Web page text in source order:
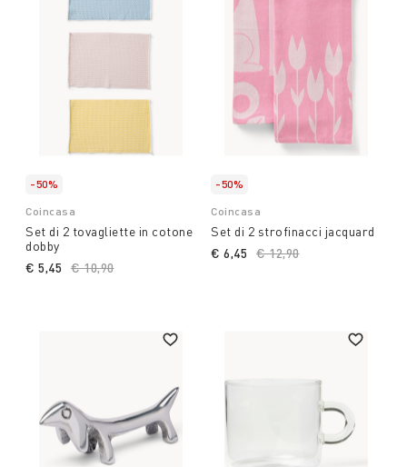
-50%
Coincasa
Set di 2 tovagliette in cotone
dobby
Price reduced from
€ 10,90to
€ 5,45
-50%
Coincasa
Set di 2 strofinacci jacquard
Price reduced from
€ 12,90to
€ 6,45